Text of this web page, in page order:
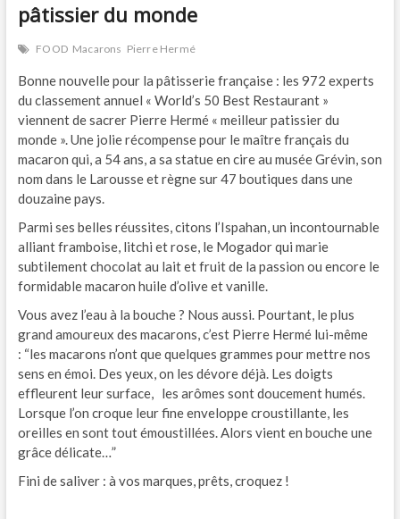
pâtissier du monde
FOOD Macarons Pierre Hermé
Bonne nouvelle pour la pâtisserie française : les 972 experts
du classement annuel « World’s 50 Best Restaurant »
viennent de sacrer Pierre Hermé « meilleur patissier du
monde ». Une jolie récompense pour le maître français du
macaron qui, a 54 ans, a sa statue en cire au musée Grévin, son
nom dans le Larousse et règne sur 47 boutiques dans une
douzaine pays.
Parmi ses belles réussites, citons l’Ispahan, un incontournable
alliant framboise, litchi et rose, le Mogador qui marie
subtilement chocolat au lait et fruit de la passion ou encore le
formidable macaron huile d’olive et vanille.
Vous avez l’eau à la bouche ? Nous aussi. Pourtant, le plus
grand amoureux des macarons, c’est Pierre Hermé lui-même
: “les macarons n’ont que quelques grammes pour mettre nos
sens en émoi. Des yeux, on les dévore déjà. Les doigts
effleurent leur surface, les arômes sont doucement humés.
Lorsque l’on croque leur fine enveloppe croustillante, les
oreilles en sont tout émoustillées. Alors vient en bouche une
grâce délicate…”
Fini de saliver : à vos marques, prêts, croquez !